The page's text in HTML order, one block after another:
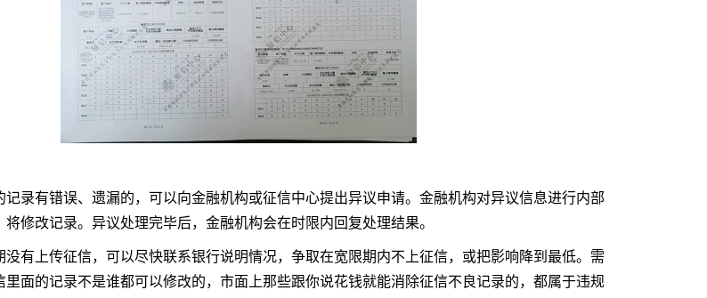
有错误、遗漏的，可以向金融机构或征信中心提出异议申请。金融机构对异议信息进行内部
修改记录。异议处理完毕后，金融机构会在时限内回复处理结果。
上传征信，可以尽快联系银行说明情况，争取在宽限期内不上征信，或把影响降到最低。需
里面的记录不是谁都可以修改的，市面上那些跟你说花钱就能消除征信不良记录的，都属于违规